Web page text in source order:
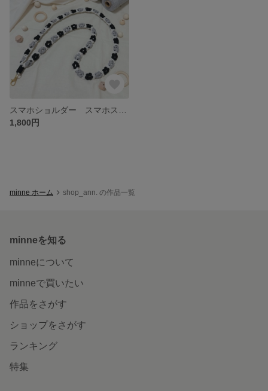
1,800円
minne ホーム shop_ann. の作品一覧
minneを知る
minneについて
minneで買いたい
作品をさがす
ショップをさがす
ランキング
特集